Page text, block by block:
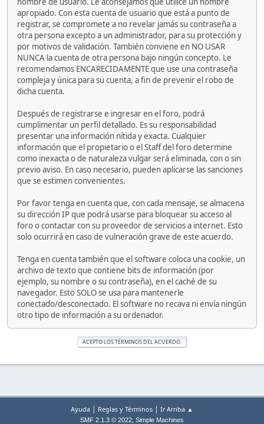
apropiado. Con esta cuenta de usuario que está a punto de
registrar, se compromete a no revelar jamás su contraseña a
otra persona excepto a un administrador, para su protección y
por motivos de validación. También conviene en NO USAR
NUNCA la cuenta de otra persona bajo ningún concepto. Le
recomendamos ENCARECIDAMENTE que use una contraseña
compleja y única para su cuenta, a fin de prevenir el robo de
dicha cuenta.
Después de registrarse e ingresar en el foro, podrá
cumplimentar un perfil detallado. Es su responsabilidad
presentar una información nítida y exacta. Cualquier
información que el propietario o el Staff del foro determine
como inexacta o de naturaleza vulgar será eliminada, con o sin
previo aviso. En caso necesario, pueden aplicarse las sanciones
que se estimen convenientes.
Por favor tenga en cuenta que, con cada mensaje, se almacena
su dirección IP que podrá usarse para bloquear su acceso al
foro o contactar con su proveedor de servicios a internet. Esto
solo ocurrirá en caso de vulneración grave de este acuerdo.
Tenga en cuenta también que el software coloca una cookie, un
archivo de texto que contiene bits de información (por
ejemplo, su nombre o su contraseña), en el caché de su
navegador. Esto SOLO se usa para mantenerle
conectado/desconectado. El software no recava ni envía ningún
otro tipo de información a su ordenador.
Ayuda | Reglas y Términos | Ir Arriba ▲
SMF 2.1.3 © 2022, Simple Machines